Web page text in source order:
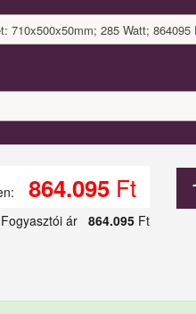
710x500x50mm; 285 Watt; 864095
864.095Ft
Fogyasztói ár 864.095Ft